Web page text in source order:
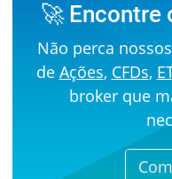
🚀 Encontre
Não perca
de Ações, CFDs,
broker que